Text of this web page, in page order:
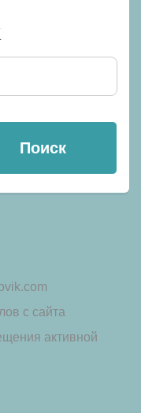
с сайта
активной